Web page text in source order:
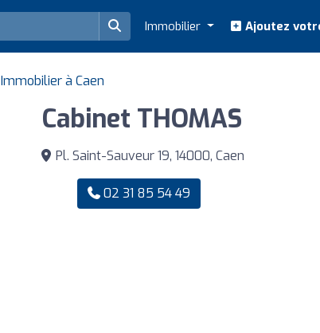
Immobilier Ajoutez
Immobilier à Caen
Cabinet THOMAS
Pl. Saint-Sauveur 19, 14000, Caen
02 31 85 54 49